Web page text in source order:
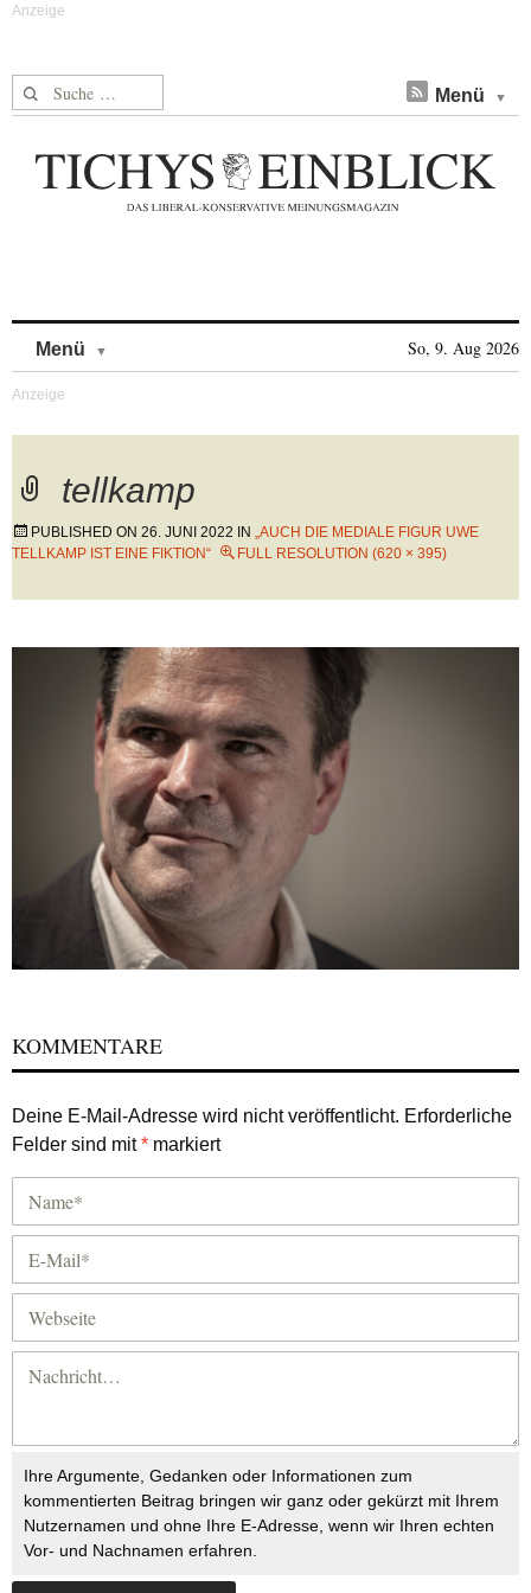
Suche nach: Menü
Menü So, 9. Aug 2026
tellkamp
PUBLISHED ON 26. JUNI 2022 IN „AUCH DIE MEDIALE FIGUR UWE
TELLKAMP IST EINE FIKTION“
FULL RESOLUTION (620 × 395)
KOMMENTARE
Deine E-Mail-Adresse wird nicht veröffentlicht. Erforderliche
Felder sind mit* markiert
Ihre Argumente, Gedanken oder Informationen zum
kommentierten Beitrag bringen wir ganz oder gekürzt mit Ihrem
Nutzernamen und ohne Ihre E-Adresse, wenn wir Ihren echten
Vor- und Nachnamen erfahren.